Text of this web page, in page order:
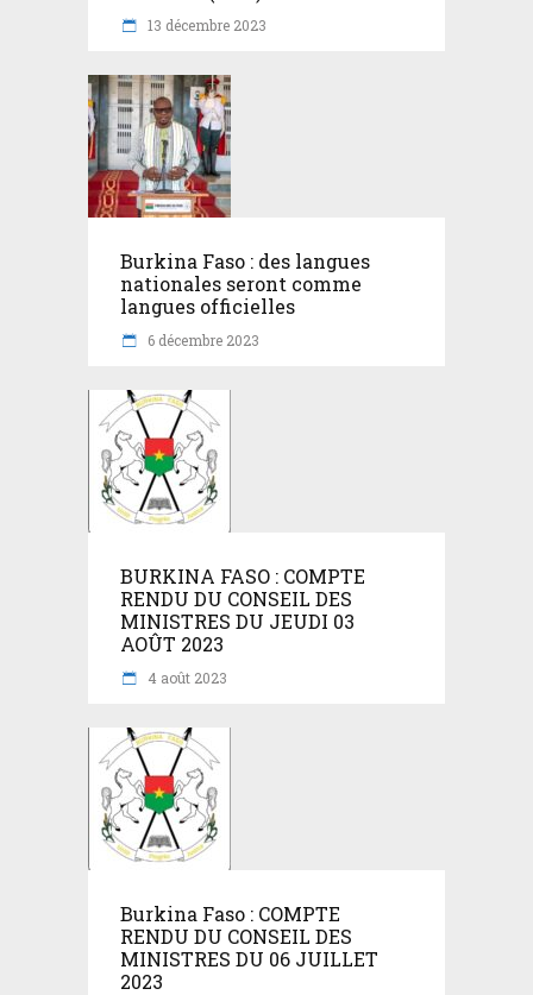
13 décembre 2023
Burkina Faso : des langues
nationales seront comme
langues officielles
6 décembre 2023
BURKINA FASO : COMPTE
RENDU DU CONSEIL DES
MINISTRES DU JEUDI 03
AOÛT 2023
4 août 2023
Burkina Faso : COMPTE
RENDU DU CONSEIL DES
MINISTRES DU 06 JUILLET
2023